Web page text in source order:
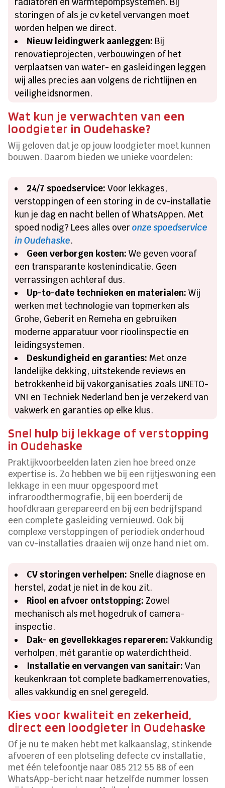
storingen of als je cv ketel vervangen moet
worden helpen we direct.
Nieuw leidingwerk aanleggen: Bij
renovatieprojecten, verbouwingen of het
verplaatsen van water- en gasleidingen leggen
wij alles precies aan volgens de richtlijnen en
veiligheidsnormen.
Wat kun je verwachten van een
loodgieter in Oudehaske?
Wij geloven dat je op jouw loodgieter moet kunnen
bouwen. Daarom bieden we unieke voordelen:
24/7 spoedservice: Voor lekkages,
verstoppingen of een storing in de cv-installatie
kun je dag en nacht bellen of WhatsAppen. Met
spoed nodig? Lees alles overonze spoedservice
in Oudehaske.
Geen verborgen kosten: We geven vooraf
een transparante kostenindicatie. Geen
verrassingen achteraf dus.
Up-to-date technieken en materialen: Wij
werken met technologie van topmerken als
Grohe, Geberit en Remeha en gebruiken
moderne apparatuur voor rioolinspectie en
leidingsystemen.
Deskundigheid en garanties: Met onze
landelijke dekking, uitstekende reviews en
betrokkenheid bij vakorganisaties zoals UNETO-
VNI en Techniek Nederland ben je verzekerd van
vakwerk en garanties op elke klus.
Snel hulp bij lekkage of verstopping
in Oudehaske
Praktijkvoorbeelden laten zien hoe breed onze
expertise is. Zo hebben we bij een rijtjeswoning een
lekkage in een muur opgespoord met
infraroodthermografie, bij een boerderij de
hoofdkraan gerepareerd en bij een bedrijfspand
een complete gasleiding vernieuwd. Ook bij
complexe verstoppingen of periodiek onderhoud
van cv-installaties draaien wij onze hand niet om.
CV storingen verhelpen: Snelle diagnose en
herstel, zodat je niet in de kou zit.
Riool en afvoer ontstopping: Zowel
mechanisch als met hogedruk of camera-
inspectie.
Dak- en gevellekkages repareren: Vakkundig
verholpen, mét garantie op waterdichtheid.
Installatie en vervangen van sanitair: Van
keukenkraan tot complete badkamerrenovaties,
alles vakkundig en snel geregeld.
Kies voor kwaliteit en zekerheid,
direct een loodgieter in Oudehaske
Of je nu te maken hebt met kalkaanslag, stinkende
afvoeren of een plotseling defecte cv installatie,
met één telefoontje naar 085 212 55 88 of een
WhatsApp-bericht naar hetzelfde nummer lossen